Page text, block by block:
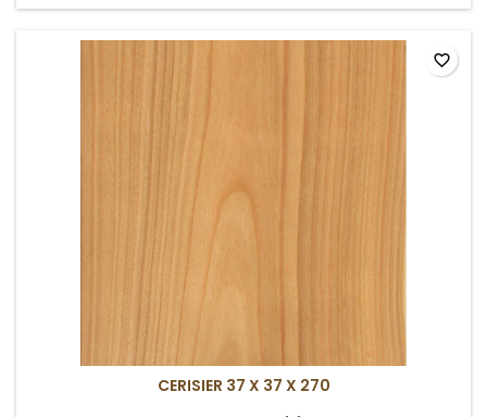
CERISIER 37 X 37 X 270
favorite_border